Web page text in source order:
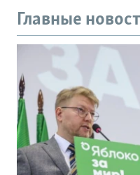
Главные